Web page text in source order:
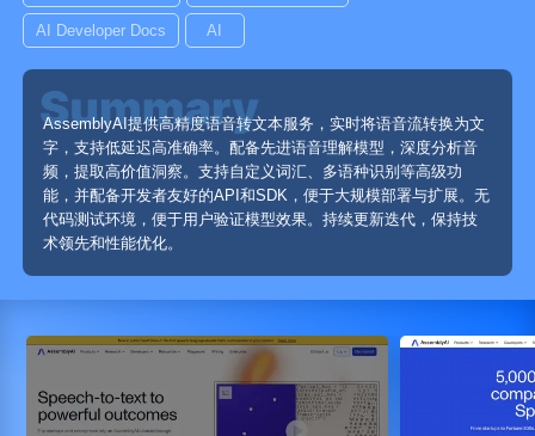
AI Developer Docs AI
AssemblyAI提供高精度语音转文本服务，实时将语音流转换为文
字，支持低延迟高准确率。配备先进语音理解模型，深度分析音
频，提取高价值洞察。支持自定义词汇、多语种识别等高级功
能，并配备开发者友好的API和SDK，便于大规模部署与扩展。无
代码测试环境，便于用户验证模型效果。持续更新迭代，保持技
术领先和性能优化。